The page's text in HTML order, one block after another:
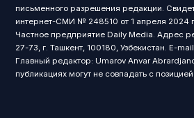
письменного разрешения редакции.
интернет-СМИ № 248510 от 1 апреля 2024
Частное предприятие Daily Media. Адрес
27-73, г. Ташкент, 100180, Узбекистан. E-
Главный редактор: Umarov Anvar
публикациях могут не совпадать с